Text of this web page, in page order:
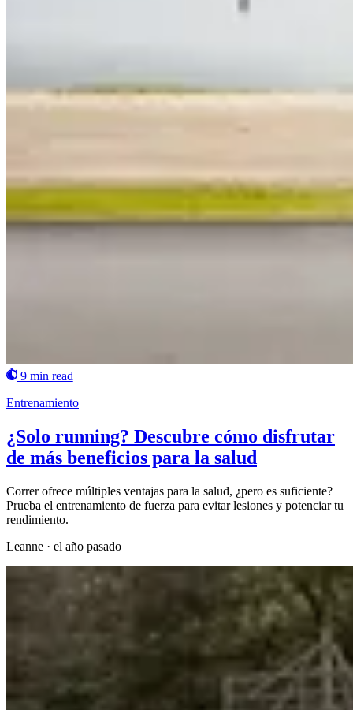
9 min read
Entrenamiento
¿Solo running? Descubre cómo disfrutar
de más beneficios para la salud
Correr ofrece múltiples ventajas para la salud, ¿pero es suficiente?
Prueba el entrenamiento de fuerza para evitar lesiones y potenciar tu
rendimiento.
Leanne · el año pasado